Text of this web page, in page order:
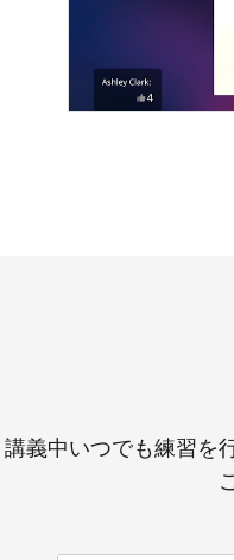
講義中いつでも練習を